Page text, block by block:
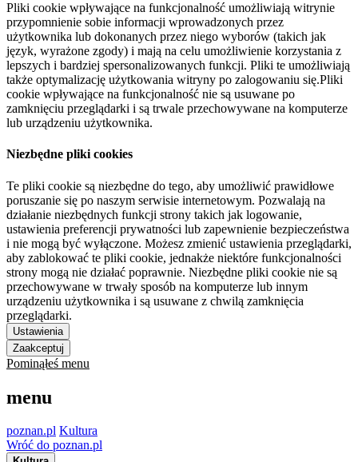
Pliki cookie wpływające na funkcjonalność umożliwiają witrynie
przypomnienie sobie informacji wprowadzonych przez
użytkownika lub dokonanych przez niego wyborów (takich jak
język, wyrażone zgody) i mają na celu umożliwienie korzystania z
lepszych i bardziej spersonalizowanych funkcji. Pliki te umożliwiają
także optymalizację użytkowania witryny po zalogowaniu się.Pliki
cookie wpływające na funkcjonalność nie są usuwane po
zamknięciu przeglądarki i są trwale przechowywane na komputerze
lub urządzeniu użytkownika.
Niezbędne pliki cookies
Te pliki cookie są niezbędne do tego, aby umożliwić prawidłowe
poruszanie się po naszym serwisie internetowym. Pozwalają na
działanie niezbędnych funkcji strony takich jak logowanie,
ustawienia preferencji prywatności lub zapewnienie bezpieczeństwa
i nie mogą być wyłączone. Możesz zmienić ustawienia przeglądarki,
aby zablokować te pliki cookie, jednakże niektóre funkcjonalności
strony mogą nie działać poprawnie. Niezbędne pliki cookie nie są
przechowywane w trwały sposób na komputerze lub innym
urządzeniu użytkownika i są usuwane z chwilą zamknięcia
przeglądarki.
Ustawienia
Zaakceptuj
Pominąłeś menu
menu
poznan.pl Kultura
Wróć do poznan.pl